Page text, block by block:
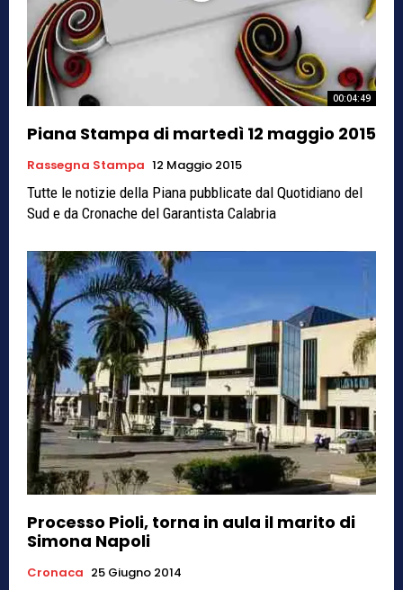
00:04:49
Piana Stampa di martedì 12 maggio 2015
Rassegna Stampa 12 Maggio 2015
Tutte le notizie della Piana pubblicate dal Quotidiano del
Sud e da Cronache del Garantista Calabria
Processo Pioli, torna in aula il marito di
Simona Napoli
Cronaca 25 Giugno 2014